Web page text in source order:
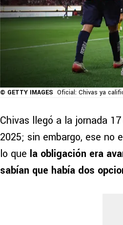
© GETTY IMAGES Oficial: Chivas ya
Chivas llegó a la jornada
2025; sin embargo, ese no
lo que la obligación era
sabían que había dos